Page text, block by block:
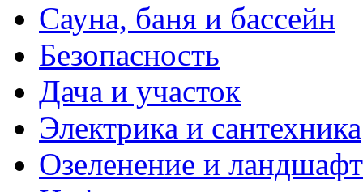
Сауна, баня и бассейн
Безопасность
Дача и участок
Электрика и сантехника
Озеленение и